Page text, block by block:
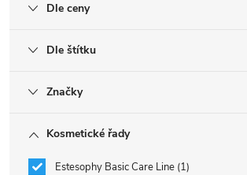
Dle ceny
Dle štítku
Značky
Kosmetické řady
Estesophy Basic Care Line 1